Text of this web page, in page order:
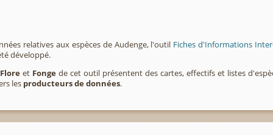
relatives aux espèces de Audenge, l'outil Fiches d'Informations
développé.
Flore et Fonge de cet outil présentent des cartes, effectifs et listes
les producteurs de données.